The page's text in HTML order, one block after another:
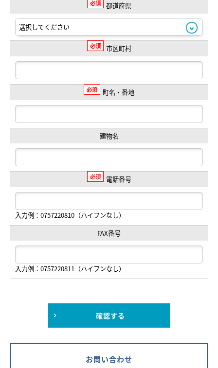
必須 都道府県
必須 市区町村
必須 町名・番地
建物名
必須 電話番号
入力例：0757220810（ハイフンなし）
FAX番号
入力例：0757220811（ハイフンなし）
確認する
お問い合わせ